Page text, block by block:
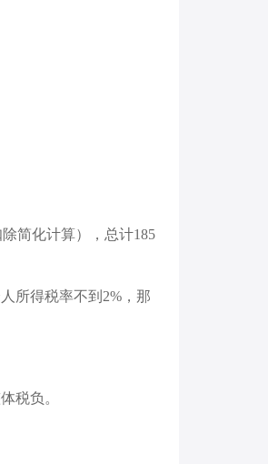
简化计算），总计185
所得税率不到2%，那
税负。